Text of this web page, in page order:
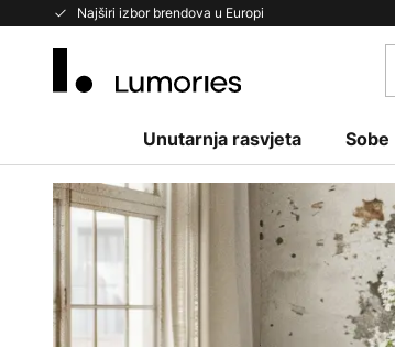
Najširi izbor brendova u Europi
Skip
Unutarnja rasvjeta Sobe